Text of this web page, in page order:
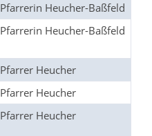
Pfarrerin Heucher-Baßfeld
Pfarrerin Heucher-Baßfeld
Pfarrer Heucher
Pfarrer Heucher
Pfarrer Heucher